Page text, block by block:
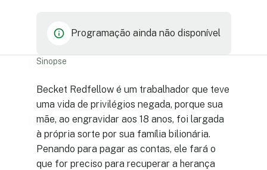
Programação ainda não disponível
Sinopse
Becket Redfellow é um trabalhador que teve
uma vida de privilégios negada, porque sua
mãe, ao engravidar aos 18 anos, foi largada
à própria sorte por sua família bilionária.
Penando para pagar as contas, ele fará o
que for preciso para recuperar a herança